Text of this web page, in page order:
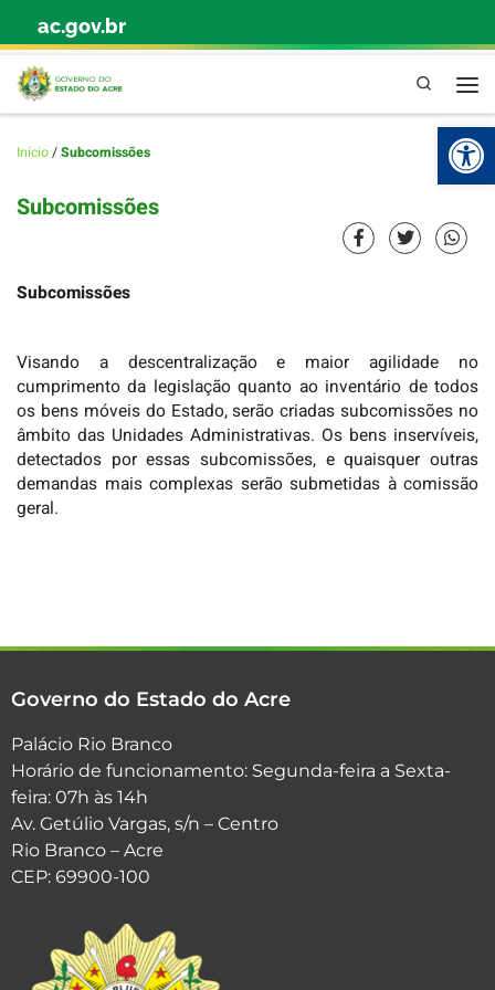
Skip to content
ac.gov.br
Pesquisa
Início/Subcomissões
Subcomissões
Subcomissões
Visando a descentralização e maior agilidade no
cumprimento da legislação quanto ao inventário de todos
os bens móveis do Estado, serão criadas subcomissões no
âmbito das Unidades Administrativas. Os bens inservíveis,
detectados por essas subcomissões, e quaisquer outras
demandas mais complexas serão submetidas à comissão
geral.
Governo do Estado do Acre
Palácio Rio Branco
Horário de funcionamento: Segunda-feira a Sexta-
feira: 07h às 14h
Av. Getúlio Vargas, s/n – Centro
Rio Branco – Acre
CEP: 69900-100